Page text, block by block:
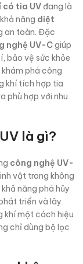
có tia UV đang là
năng diệt
an toàn. Đặc
nghệ UV-Cgiúp
bảo vệ sức khỏe
phá công
khí tích hợp tia
phù hợp với nhu
là gì?
công nghệ UV-
vật trong không
năng phá hủy
triển và lây
khí một cách hiệu
chỉ dùng bộ lọc